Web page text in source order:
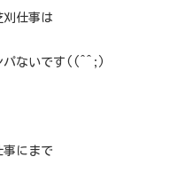
刈仕事は
パないです((^^;)
事にまで